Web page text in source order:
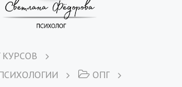
КУРСОВ
ОПГ